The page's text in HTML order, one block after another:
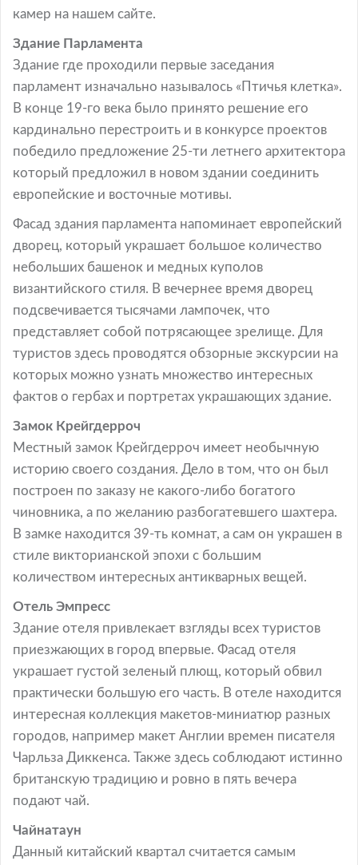
камер на нашем сайте.
Здание Парламента
Здание где проходили первые заседания
парламент изначально называлось «Птичья клетка».
В конце 19-го века было принято решение его
кардинально перестроить и в конкурсе проектов
победило предложение 25-ти летнего архитектора
который предложил в новом здании соединить
европейские и восточные мотивы.
Фасад здания парламента напоминает европейский
дворец, который украшает большое количество
небольших башенок и медных куполов
византийского стиля. В вечернее время дворец
подсвечивается тысячами лампочек, что
представляет собой потрясающее зрелище. Для
туристов здесь проводятся обзорные экскурсии на
которых можно узнать множество интересных
фактов о гербах и портретах украшающих здание.
Замок Крейгдерроч
Местный замок Крейгдерроч имеет необычную
историю своего создания. Дело в том, что он был
построен по заказу не какого-либо богатого
чиновника, а по желанию разбогатевшего шахтера.
В замке находится 39-ть комнат, а сам он украшен в
стиле викторианской эпохи с большим
количеством интересных антикварных вещей.
Отель Эмпресс
Здание отеля привлекает взгляды всех туристов
приезжающих в город впервые. Фасад отеля
украшает густой зеленый плющ, который обвил
практически большую его часть. В отеле находится
интересная коллекция макетов-миниатюр разных
городов, например макет Англии времен писателя
Чарльза Диккенса. Также здесь соблюдают истинно
британскую традицию и ровно в пять вечера
подают чай.
Чайнатаун
Данный китайский квартал считается самым